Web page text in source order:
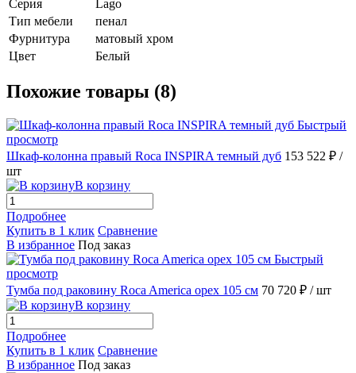
Серия
Lago
Тип мебели
пенал
Фурнитура
матовый хром
Цвет
Белый
Похожие товары (8)
Быстрый
просмотр
Шкаф-колонна правый Roca INSPIRA темный дуб 153 522 ₽ /
шт
В корзину
Подробнее
Купить в 1 клик Сравнение
В избранное Под заказ
Быстрый
просмотр
Тумба под раковину Roca America орех 105 см 70 720 ₽ / шт
В корзину
Подробнее
Купить в 1 клик Сравнение
В избранное Под заказ